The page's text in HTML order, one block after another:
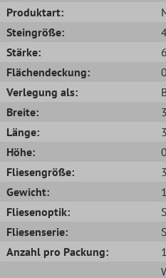
Produktart:
Steingröße:
Stärke:
Flächendeckung:
Verlegung als:
Breite:
Länge:
Höhe:
Fliesengröße:
Gewicht:
Fliesenoptik:
Fliesenserie:
Anzahl pro Packung:
1